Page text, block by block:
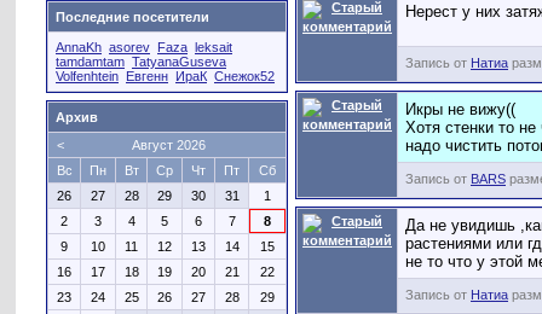
Нерест у них
Запись от Натиа
Икры не вижу((
Хотя стенки то
надо чистить
Запись от BARS
Да не увидишь
растениями или
не то что у этой
Запись от Натиа
Последние посетители
AnnaKh asorev Faza
leksait
tamdamtam TatyanaGuseva
Volfenhtein
Евгенн ИраК Снежок52
Архив
<
Август 2026
Вс
Пн Вт Ср Чт Пт
Сб
26
27 28 29 30 31
1
2
3 4 5 6 7
8
9
10 11 12 13 14
15
16
17 18 19 20 21
22
23
24 25 26 27 28
29